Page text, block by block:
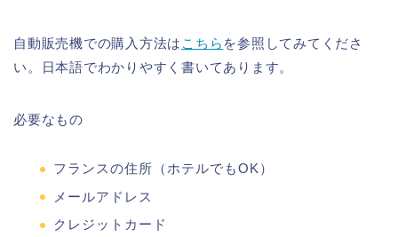
自動販売機での購入方法は こちら を参照してみてくださ
い。日本語でわかりやすく書いてあります。
必要なもの
フランスの住所（ホテルでもOK）
メールアドレス
クレジットカード